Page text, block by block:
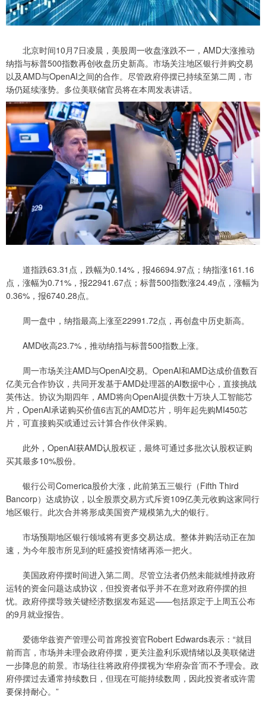
北京时间10月7日凌晨，美股周一收盘涨跌不一，AMD大涨推动
纳指与标普500指数再创收盘历史新高。市场关注地区银行并购交易
以及AMD与OpenAI之间的合作。尽管政府停摆已持续至第二周，市
场仍延续涨势。多位美联储官员将在本周发表讲话。
道指跌63.31点，跌幅为0.14%，报46694.97点；纳指涨161.16
点，涨幅为0.71%，报22941.67点；标普500指数涨24.49点，涨幅为
0.36%，报6740.28点。
周一盘中，纳指最高上涨至22991.72点，再创盘中历史新高。
AMD收高23.7%，推动纳指与标普500指数上涨。
周一市场关注AMD与OpenAI交易。OpenAI和AMD达成价值数百
亿美元合作协议，共同开发基于AMD处理器的AI数据中心，直接挑战
英伟达。协议为期四年，AMD将向OpenAI提供数十万块人工智能芯
片，OpenAI承诺购买价值6吉瓦的AMD芯片，明年起先购MI450芯
片，可直接购买或通过云计算合作伙伴采购。
此外，OpenAI获AMD认股权证，最终可通过多批次认股权证购
买其最多10%股份。
银行公司Comerica股价大涨，此前第五三银行（Fifth Third
Bancorp）达成协议，以全股票交易方式斥资109亿美元收购这家同行
地区银行。此次合并将形成美国资产规模第九大的银行。
市场预期地区银行领域将有更多交易达成。整体并购活动正在加
速，为今年股市所见到的旺盛投资情绪再添一把火。
美国政府停摆时间进入第二周。尽管立法者仍然未能就维持政府
运转的资金问题达成协议，但投资者似乎并不在意对政府停摆的担
忧。政府停摆导致关键经济数据发布延迟——包括原定于上周五公布
的9月就业报告。
爱德华兹资产管理公司首席投资官Robert Edwards表示：“就目
前而言，市场并未理会政府停摆，更关注盈利乐观情绪以及美联储进
一步降息的前景。市场往往将政府停摆视为‘华府杂音’而不予理会。政
府停摆过去通常持续数日，但现在可能持续数周，因此投资者或许需
要保持耐心。”